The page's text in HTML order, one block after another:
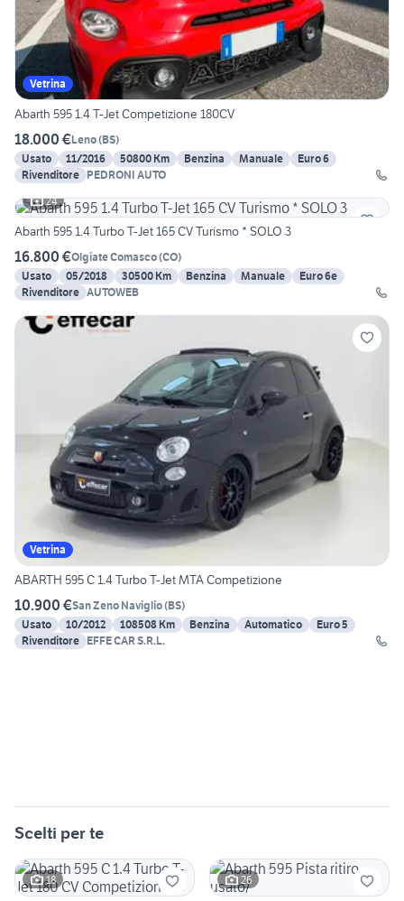
Vetrina
Abarth 595 1.4 T-Jet Competizione 180CV
18.000 €Leno(BS)
Usato
11/2016 50800 Km Benzina Manuale
Euro 6
Rivenditore PEDRONI AUTO
24
Abarth 595 1.4 Turbo T-Jet 165 CV Turismo * SOLO 3
16.800 €Olgiate Comasco(CO)
Usato
05/2018 30500 Km Benzina Manuale
Euro 6e
Rivenditore AUTOWEB
Vetrina
ABARTH 595 C 1.4 Turbo T-Jet MTA Competizione
10.900 €San Zeno Naviglio(BS)
Usato
10/2012 108508 Km Benzina Automatico
Euro 5
Rivenditore EFFE CAR S.R.L.
Scelti per te
18 26